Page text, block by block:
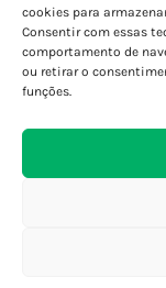
cookies para
Consentir com essas
comportamento de
ou retirar o
funções.